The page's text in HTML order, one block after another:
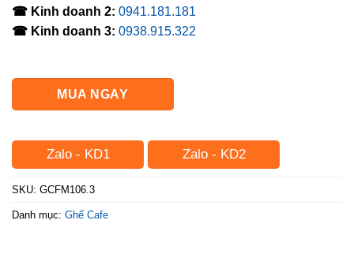
☎ Kinh doanh 2: 0941.181.181
☎ Kinh doanh 3: 0938.915.322
MUA NGAY
Zalo - KD1 Zalo - KD2
SKU: GCFM106.3
Danh mục: Ghế Cafe